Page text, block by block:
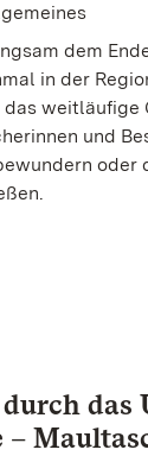
dem
in der
weitläufige
und
oder
das